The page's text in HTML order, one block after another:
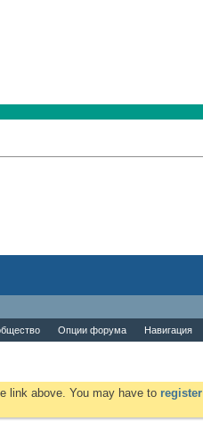
Опции форума Навигация
link above. You may have to register